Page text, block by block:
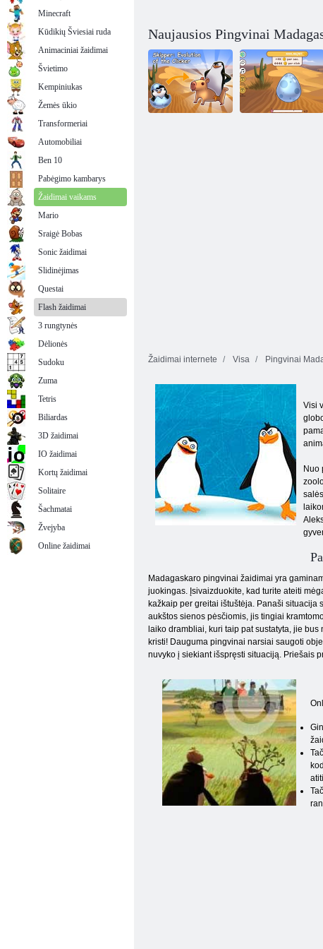
Naujausios Pingvinai
Žaidimai internete Visa Pingvinai
Visi
Nuo
Madagaskaro pingvinai žaidimai yra
juokingas. Įsivaizduokite, kad turite ateiti
kažkaip per greitai ištuštėja. Panaši
aukštos sienos pėsčiomis, jis tingiai
laiko drambliai, kuri taip pat sustatyta, jie
kristi! Dauguma pingvinai narsiai saugoti
nuvyko į siekiant išspręsti situaciją. Priešais
Minecraft
Kūdikių Šviesiai ruda
Animaciniai žaidimai
Švietimo
Kempiniukas
Žemės ūkio
Transformeriai
Automobiliai
Ben 10
Pabėgimo kambarys
Žaidimai vaikams
Mario
Sraigė Bobas
Sonic žaidimai
Slidinėjimas
Questai
Flash žaidimai
3 rungtynės
Dėlionės
Sudoku
Zuma
Tetris
Biliardas
3D žaidimai
IO žaidimai
Kortų žaidimai
Solitaire
Šachmatai
Žvejyba
Online žaidimai